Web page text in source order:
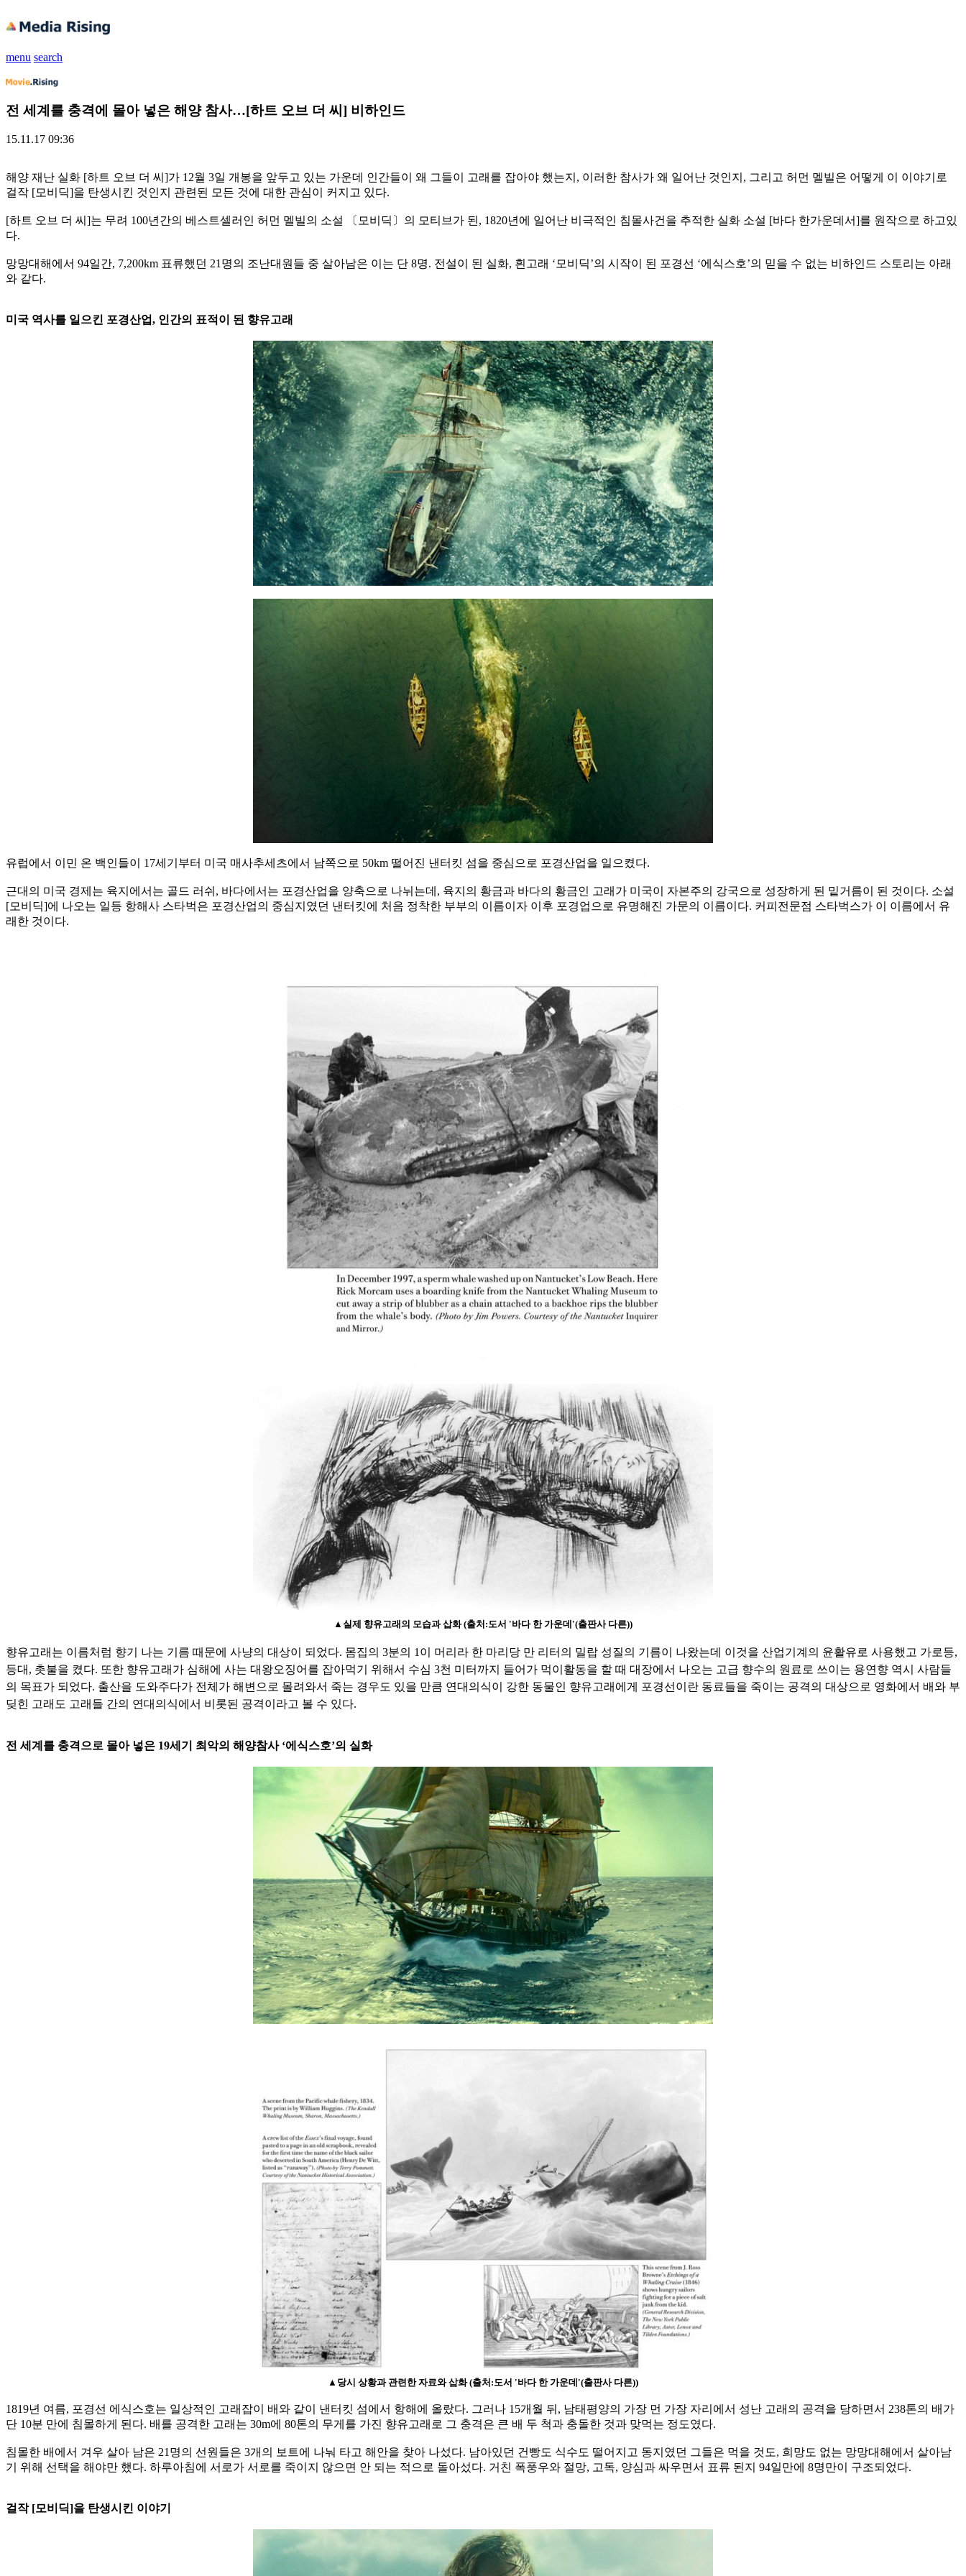
menu search
전 세계를 충격에 몰아 넣은 해양 참사…[하트 오브 더 씨] 비하인드
15.11.17 09:36
해양 재난 실화 [하트 오브 더 씨]가 12월 3일 개봉을 앞두고 있는 가운데 인간들이 왜 그들이 고래를 잡아야 했는지, 이러한 참사가 왜 일어난 것인지, 그리고 허먼 멜빌은 어떻게 이 이야기로
걸작 [모비딕]을 탄생시킨 것인지 관련된 모든 것에 대한 관심이 커지고 있다.
[하트 오브 더 씨]는 무려 100년간의 베스트셀러인 허먼 멜빌의 소설 〔모비딕〕의 모티브가 된, 1820년에 일어난 비극적인 침몰사건을 추적한 실화 소설 [바다 한가운데서]를 원작으로 하고있
다.
망망대해에서 94일간, 7,200km 표류했던 21명의 조난대원들 중 살아남은 이는 단 8명. 전설이 된 실화, 흰고래 ‘모비딕’의 시작이 된 포경선 ‘에식스호’의 믿을 수 없는 비하인드 스토리는 아래
와 같다.
미국 역사를 일으킨 포경산업, 인간의 표적이 된 향유고래
유럽에서 이민 온 백인들이 17세기부터 미국 매사추세츠에서 남쪽으로 50km 떨어진 낸터킷 섬을 중심으로 포경산업을 일으켰다.
근대의 미국 경제는 육지에서는 골드 러쉬, 바다에서는 포경산업을 양축으로 나뉘는데, 육지의 황금과 바다의 황금인 고래가 미국이 자본주의 강국으로 성장하게 된 밑거름이 된 것이다. 소설
[모비딕]에 나오는 일등 항해사 스타벅은 포경산업의 중심지였던 낸터킷에 처음 정착한 부부의 이름이자 이후 포경업으로 유명해진 가문의 이름이다. 커피전문점 스타벅스가 이 이름에서 유
래한 것이다.
▲실제 향유고래의 모습과 삽화 (출처:도서 '바다 한 가운데'(출판사 다른))
향유고래는 이름처럼 향기 나는 기름 때문에 사냥의 대상이 되었다. 몸집의 3분의 1이 머리라 한 마리당 만 리터의 밀랍 성질의 기름이 나왔는데 이것을 산업기계의 윤활유로 사용했고 가로등,
등대, 촛불을 켰다. 또한 향유고래가 심해에 사는 대왕오징어를 잡아먹기 위해서 수심 3천 미터까지 들어가 먹이활동을 할 때 대장에서 나오는 고급 향수의 원료로 쓰이는 용연향 역시 사람들
의 목표가 되었다. 출산을 도와주다가 전체가 해변으로 몰려와서 죽는 경우도 있을 만큼 연대의식이 강한 동물인 향유고래에게 포경선이란 동료들을 죽이는 공격의 대상으로 영화에서 배와 부
딪힌 고래도 고래들 간의 연대의식에서 비롯된 공격이라고 볼 수 있다.
전 세계를 충격으로 몰아 넣은 19세기 최악의 해양참사 ‘에식스호’의 실화
▲당시 상황과 관련한 자료와 삽화 (출처:도서 '바다 한 가운데'(출판사 다른))
1819년 여름, 포경선 에식스호는 일상적인 고래잡이 배와 같이 낸터킷 섬에서 항해에 올랐다. 그러나 15개월 뒤, 남태평양의 가장 먼 가장 자리에서 성난 고래의 공격을 당하면서 238톤의 배가
단 10분 만에 침몰하게 된다. 배를 공격한 고래는 30m에 80톤의 무게를 가진 향유고래로 그 충격은 큰 배 두 척과 충돌한 것과 맞먹는 정도였다.
침몰한 배에서 겨우 살아 남은 21명의 선원들은 3개의 보트에 나눠 타고 해안을 찾아 나섰다. 남아있던 건빵도 식수도 떨어지고 동지였던 그들은 먹을 것도, 희망도 없는 망망대해에서 살아남
기 위해 선택을 해야만 했다. 하루아침에 서로가 서로를 죽이지 않으면 안 되는 적으로 돌아섰다. 거친 폭풍우와 절망, 고독, 양심과 싸우면서 표류 된지 94일만에 8명만이 구조되었다.
걸작 [모비딕]을 탄생시킨 이야기